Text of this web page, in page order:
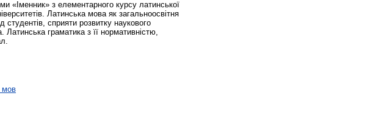
«Іменник» з елементарного курсу латинської
Латинська мова як загальноосвітня
студентів, сприяти розвитку наукового
граматика з її нормативністю,
мов